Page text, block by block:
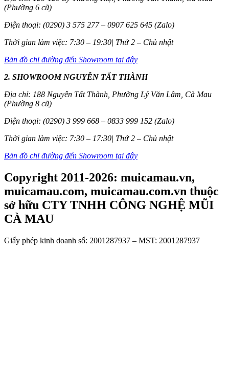
(Phường 6 cũ)
Điện thoại: (0290) 3 575 277 – 0907 625 645 (Zalo)
Thời gian làm việc: 7:30 – 19:30| Thứ 2 – Chủ nhật
Bản đồ chỉ đường đến Showroom tại đây
2. SHOWROOM NGUYỄN TẤT THÀNH
Địa chỉ: 188 Nguyễn Tất Thành, Phường Lý Văn Lâm, Cà Mau
(Phường 8 cũ)
Điện thoại: (0290) 3 999 668 – 0833 999 152 (Zalo)
Thời gian làm việc: 7:30 – 17:30| Thứ 2 – Chủ nhật
Bản đồ chỉ đường đến Showroom tại đây
Copyright 2011-2026: muicamau.vn,
muicamau.com, muicamau.com.vn thuộc
sở hữu CTY TNHH CÔNG NGHỆ MŨI
CÀ MAU
Giấy phép kinh doanh số: 2001287937 – MST: 2001287937